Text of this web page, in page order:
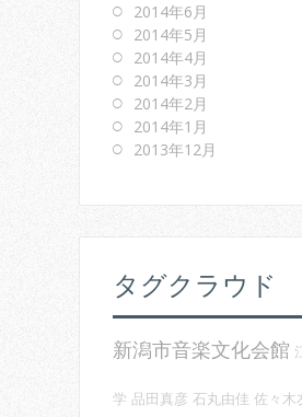
2014年6月
2014年5月
2014年4月
2014年3月
2014年2月
2014年1月
2013年12月
タグクラウド
新潟市音楽文化会館
学 品田真彦 石丸由佳 佐々木